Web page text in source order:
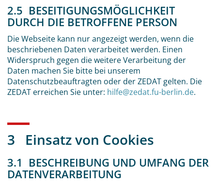
2.5 BESEITIGUNGSMÖGLICHKEIT
DURCH DIE BETROFFENE PERSON
Die Webseite kann nur angezeigt werden, wenn die
beschriebenen Daten verarbeitet werden. Einen
Widerspruch gegen die weitere Verarbeitung der
Daten machen Sie bitte bei unserem
Datenschutzbeauftragten oder der ZEDAT gelten. Die
ZEDAT erreichen Sie unter: hilfe@zedat.fu-berlin.de.
3 Einsatz von Cookies
3.1 BESCHREIBUNG UND UMFANG DER
DATENVERARBEITUNG